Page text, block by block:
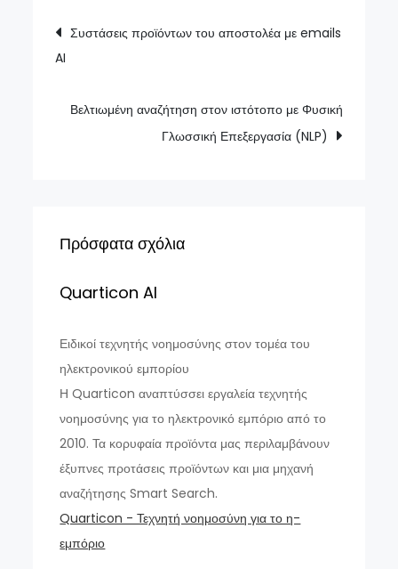
Πλοήγηση
άρθρων
Συστάσεις προϊόντων του αποστολέα με emails
AI
Βελτιωμένη αναζήτηση στον ιστότοπο με Φυσική
Γλωσσική Επεξεργασία (NLP)
Πρόσφατα σχόλια
Quarticon AI
Ειδικοί τεχνητής νοημοσύνης στον τομέα του
ηλεκτρονικού εμπορίου
Η Quarticon αναπτύσσει εργαλεία τεχνητής
νοημοσύνης για το ηλεκτρονικό εμπόριο από το
2010. Τα κορυφαία προϊόντα μας περιλαμβάνουν
έξυπνες προτάσεις προϊόντων και μια μηχανή
αναζήτησης Smart Search.
Quarticon - Τεχνητή νοημοσύνη για το η-
εμπόριο